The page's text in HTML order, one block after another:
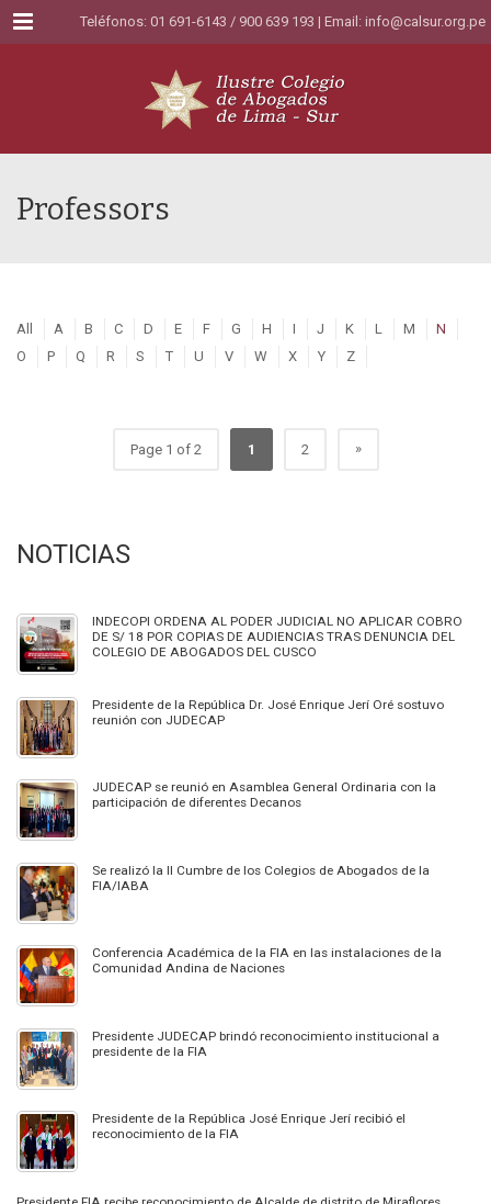
Menu Teléfonos: 01 691-6143 / 900 639 193 | Email: info@calsur.org.pe
Professors
All A B C D E F G H I J K L M
N
O
P Q R S T U V W X Y Z
Page 1 of 2 1 2 »
NOTICIAS
INDECOPI ORDENA AL PODER JUDICIAL NO APLICAR COBRO
DE S/ 18 POR COPIAS DE AUDIENCIAS TRAS DENUNCIA DEL
COLEGIO DE ABOGADOS DEL CUSCO
Presidente de la República Dr. José Enrique Jerí Oré sostuvo
reunión con JUDECAP
JUDECAP se reunió en Asamblea General Ordinaria con la
participación de diferentes Decanos
Se realizó la II Cumbre de los Colegios de Abogados de la
FIA/IABA
Conferencia Académica de la FIA en las instalaciones de la
Comunidad Andina de Naciones
Presidente JUDECAP brindó reconocimiento institucional a
presidente de la FIA
Presidente de la República José Enrique Jerí recibió el
reconocimiento de la FIA